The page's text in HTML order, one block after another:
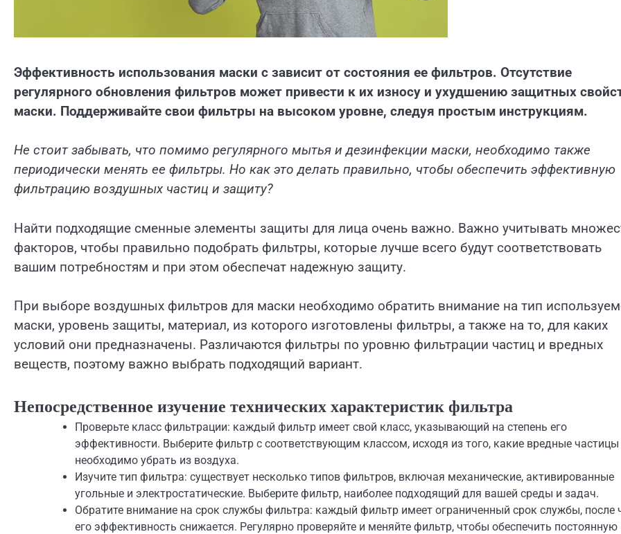
Эффективность использования маски с зависит от состояния ее фильтров. Отсутствие
регулярного обновления фильтров может привести к их износу и ухудшению защитных
маски. Поддерживайте свои фильтры на высоком уровне, следуя простым инструкциям.
Не стоит забывать, что помимо регулярного мытья и дезинфекции маски, необходимо также
периодически менять ее фильтры. Но как это делать правильно, чтобы обеспечить эффективную
фильтрацию воздушных частиц и защиту?
Найти подходящие сменные элементы защиты для лица очень важно. Важно учитывать
факторов, чтобы правильно подобрать фильтры, которые лучше всего будут соответствовать
вашим потребностям и при этом обеспечат надежную защиту.
При выборе воздушных фильтров для маски необходимо обратить внимание на тип
маски, уровень защиты, материал, из которого изготовлены фильтры, а также на то, для каких
условий они предназначены. Различаются фильтры по уровню фильтрации частиц и вредных
веществ, поэтому важно выбрать подходящий вариант.
Непосредственное изучение технических характеристик фильтра
Проверьте класс фильтрации: каждый фильтр имеет свой класс, указывающий на степень его
эффективности. Выберите фильтр с соответствующим классом, исходя из того, какие вредные частицы
необходимо убрать из воздуха.
Изучите тип фильтра: существует несколько типов фильтров, включая механические, активированные
угольные и электростатические. Выберите фильтр, наиболее подходящий для вашей среды и задач.
Обратите внимание на срок службы фильтра: каждый фильтр имеет ограниченный срок службы, после
его эффективность снижается. Регулярно проверяйте и меняйте фильтр, чтобы обеспечить постоянную